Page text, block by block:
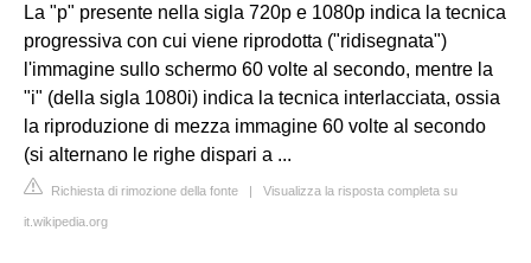
La "p" presente nella sigla 720p e 1080p indica la tecnica
progressiva con cui viene riprodotta ("ridisegnata")
l'immagine sullo schermo 60 volte al secondo, mentre la
"i" (della sigla 1080i) indica la tecnica interlacciata, ossia
la riproduzione di mezza immagine 60 volte al secondo
(si alternano le righe dispari a ...
Richiesta di rimozione della fonte | Visualizza la risposta completa su
it.wikipedia.org